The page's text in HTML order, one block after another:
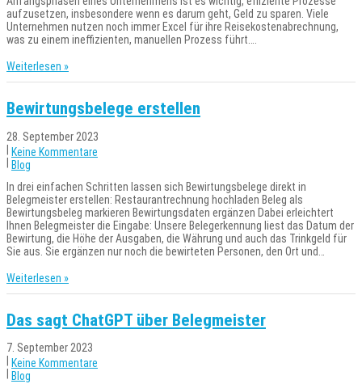
aufzusetzen, insbesondere wenn es darum geht, Geld zu sparen. Viele
Unternehmen nutzen noch immer Excel für ihre Reisekostenabrechnung,
was zu einem ineffizienten, manuellen Prozess führt….
Weiterlesen »
Bewirtungsbelege erstellen
28. September 2023
Keine Kommentare
Blog
In drei einfachen Schritten lassen sich Bewirtungsbelege direkt in
Belegmeister erstellen: Restaurantrechnung hochladen Beleg als
Bewirtungsbeleg markieren Bewirtungsdaten ergänzen Dabei erleichtert
Ihnen Belegmeister die Eingabe: Unsere Belegerkennung liest das Datum der
Bewirtung, die Höhe der Ausgaben, die Währung und auch das Trinkgeld für
Sie aus. Sie ergänzen nur noch die bewirteten Personen, den Ort und…
Weiterlesen »
Das sagt ChatGPT über Belegmeister
7. September 2023
Keine Kommentare
Blog